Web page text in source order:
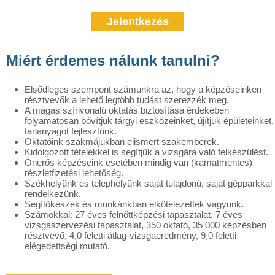
Jelentkezés
Miért érdemes nálunk tanulni?
Elsődleges szempont számunkra az, hogy a képzéseinken
résztvevők a lehető legtöbb tudást szerezzék meg.
A magas színvonalú oktatás biztosítása érdekében
folyamatosan bővítjük tárgyi eszközeinket, újítjuk épületeinket,
tananyagot fejlesztünk.
Oktatóink szakmájukban elismert szakemberek.
Kidolgozott tételekkel is segítjük a vizsgára való felkészülést.
Önerős képzéseink esetében mindig van (kamatmentes)
részletfizetési lehetőség.
Székhelyünk és telephelyünk saját tulajdonú, saját gépparkkal
rendelkezünk.
Segítőkészek és munkánkban elkötelezettek vagyunk.
Számokkal: 27 éves felnőttképzési tapasztalat, 7 éves
vizsgaszervezési tapasztalat, 350 oktató, 35 000 képzésben
résztvevő, 4,0 feletti átlag-vizsgaeredmény, 9,0 feletti
elégedettségi mutató.